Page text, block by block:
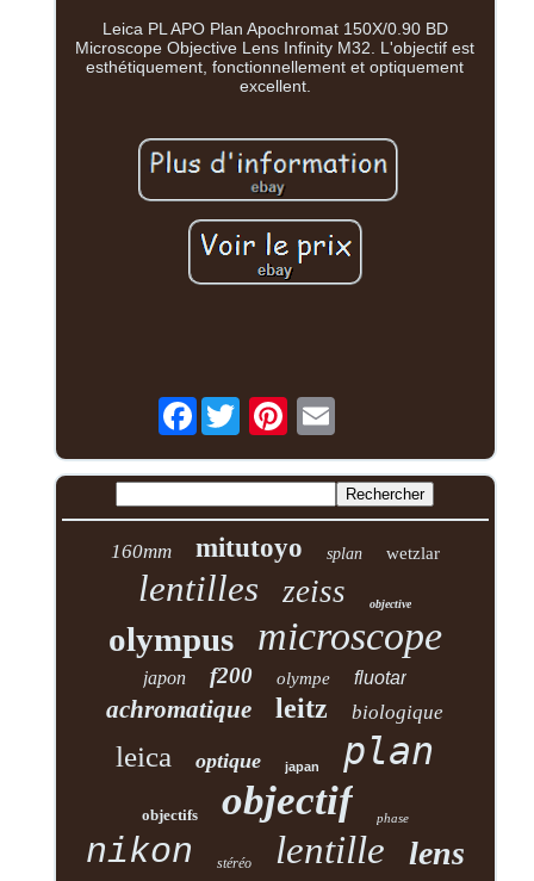
Leica PL APO Plan Apochromat 150X/0.90 BD
Microscope Objective Lens Infinity M32. L'objectif est
esthétiquement, fonctionnellement et optiquement
excellent.
Facebook
160mm mitutoyo splan wetzlar
lentilles zeiss objective
olympus microscope
japon f200 olympe fluotar
achromatique leitz biologique
leica optique japan plan
objectifs objectif phase
nikon stéréo lentille lens